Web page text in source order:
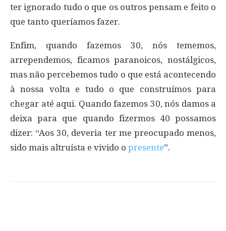
ter ignorado tudo o que os outros pensam e feito o
que tanto queríamos fazer.
Enfim, quando fazemos 30, nós tememos,
arrependemos, ficamos paranoicos, nostálgicos,
mas não percebemos tudo o que está acontecendo
à nossa volta e tudo o que construímos para
chegar até aqui. Quando fazemos 30, nós damos a
deixa para que quando fizermos 40 possamos
dizer: “Aos 30, deveria ter me preocupado menos,
sido mais altruísta e vivido o presente”.